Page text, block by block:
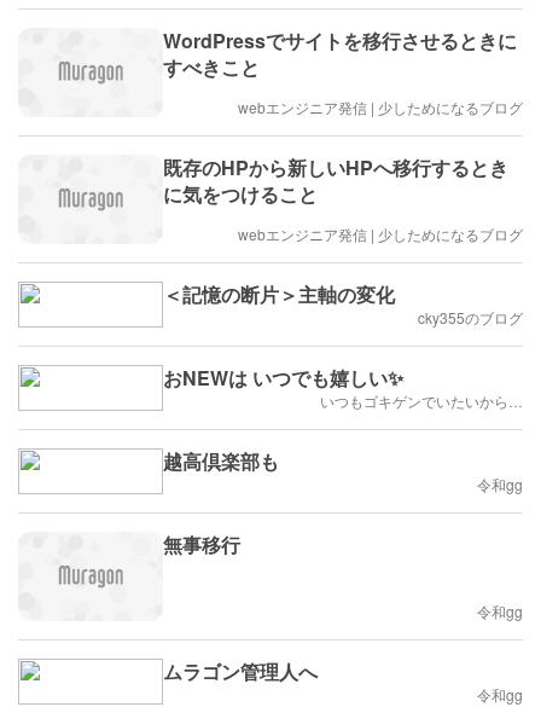
WordPressでサイトを移行させるときに
すべきこと
webエンジニア発信 | 少しためになるブログ
既存のHPから新しいHPへ移行するとき
に気をつけること
webエンジニア発信 | 少しためになるブログ
＜記憶の断片＞主軸の変化
cky355のブログ
おNEWは いつでも嬉しい✨
いつもゴキゲンでいたいから…
越高倶楽部も
令和gg
無事移行
令和gg
ムラゴン管理人へ
令和gg